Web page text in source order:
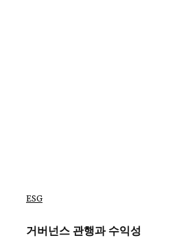
ESG
거버넌스 관행과 수익성